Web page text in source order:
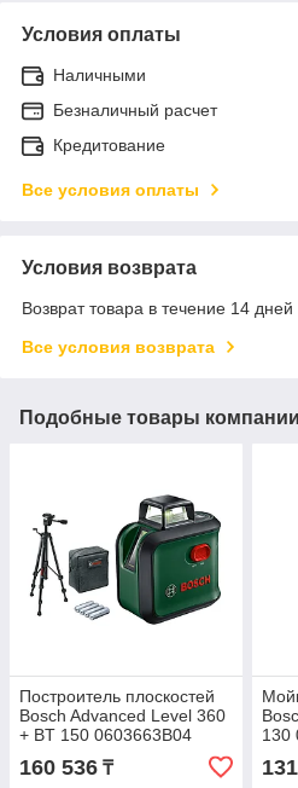
Условия оплаты
Наличными
Безналичный расчет
Кредитование
Все условия оплаты
Условия возврата
Возврат товара в течение 14
Все условия возврата
Подобные товары компании
Построитель плоскостей
Bosch Advanced Level 360
+ BT 150 0603663B04
160 536 ₸
130